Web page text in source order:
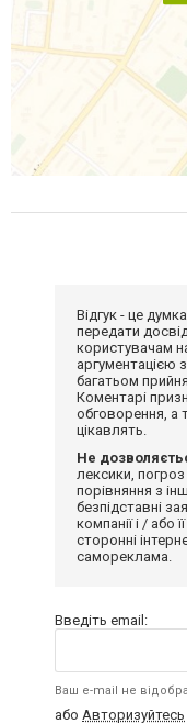
Відгук - це
передати
користувачам
аргументацією
багатьом
Коментарі
обговорення, а
цікавлять.
Не
лексики,
порівняння з
безпідставні
компанії і / або
сторонні
самореклама.
Введіть email:
Ваш e-mail не
або Авторизуйтесь